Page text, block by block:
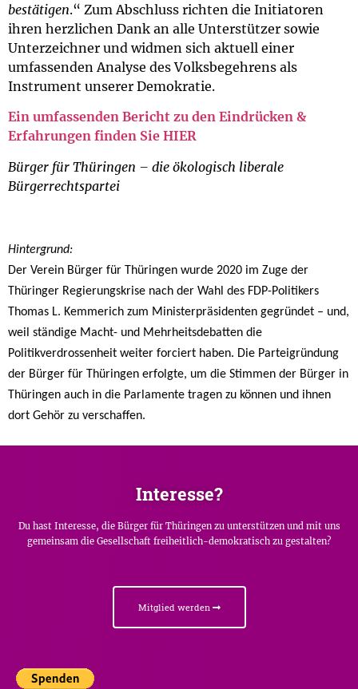
bestätigen.“ Zum Abschluss richten die Initiatoren
ihren herzlichen Dank an alle Unterstützer sowie
Unterzeichner und widmen sich aktuell einer
umfassenden Analyse des Volksbegehrens als
Instrument unserer Demokratie.
Ein umfassenden Bericht zu den Eindrücken &
Erfahrungen finden Sie HIER
Bürger für Thüringen – die ökologisch liberale
Bürgerrechtspartei
Hintergrund:
Der Verein Bürger für Thüringen wurde 2020 im Zuge der
Thüringer Regierungskrise nach der Wahl des FDP-Politikers
Thomas L. Kemmerich zum Ministerpräsidenten gegründet – und,
weil ständige Macht- und Mehrheitsdebatten die
Politikverdrossenheit weiter forciert haben. Die Parteigründung
der Bürger für Thüringen erfolgte, um die Stimmen der Bürger in
Thüringen auch in die Parlamente tragen zu können und ihnen
dort Gehör zu verschaffen.
Interesse?
Du hast Interesse, die Bürger für Thüringen zu unterstützen und mit uns
gemeinsam die Gesellschaft freiheitlich-demokratisch zu gestalten?
Mitglied werden